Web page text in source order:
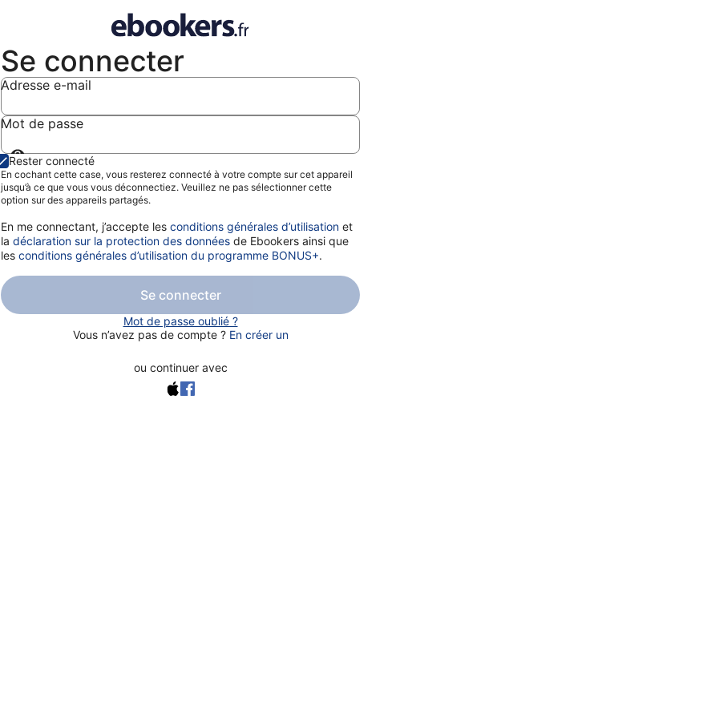
Se connecter
Adresse e-mail
Mot de passe
Afficher
le
mot
de
Rester connecté
En cochant cette case, vous resterez connecté à votre compte sur cet appareil
jusqu’à ce que vous vous déconnectiez. Veuillez ne pas sélectionner cette
option sur des appareils partagés.
En me connectant, j’accepte les conditions générales d’utilisation et
la déclaration sur la protection des données de Ebookers ainsi que
les conditions générales d’utilisation du programme BONUS+.
Se connecter
Mot de passe oublié ?
Vous n’avez pas de compte ? En créer un
ou continuer avec